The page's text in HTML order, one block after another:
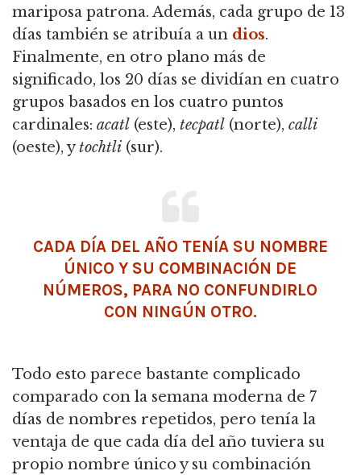
mariposa patrona. Además, cada grupo de 13
días también se atribuía a un dios.
Finalmente, en otro plano más de
significado, los 20 días se dividían en cuatro
grupos basados en los cuatro puntos
cardinales: acatl (este), tecpatl (norte), calli
(oeste), ytochtli (sur).
CADA DÍA DEL AÑO TENÍA SU NOMBRE
ÚNICO Y SU COMBINACIÓN DE
NÚMEROS, PARA NO CONFUNDIRLO
CON NINGÚN OTRO.
Todo esto parece bastante complicado
comparado con la semana moderna de 7
días de nombres repetidos, pero tenía la
ventaja de que cada día del año tuviera su
propio nombre único y su combinación